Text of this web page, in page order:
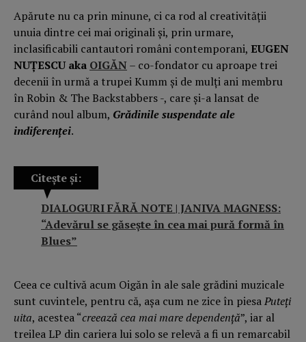
Apărute nu ca prin minune, ci ca rod al creativităţii
unuia dintre cei mai originali şi, prin urmare,
inclasificabili cantautori români contemporani, EUGEN
NUŢESCU aka OIGĂN– co-fondator cu aproape trei
decenii în urmă a trupei Kumm şi de mulţi ani membru
în Robin & The Backstabbers -, care şi-a lansat de
curând noul album, Grădinile suspendate ale
indiferenței.
Citește și:
DIALOGURI FĂRĂ NOTE | JANIVA MAGNESS:
“Adevărul se găseşte în cea mai pură formă în
Blues”
Ceea ce cultivă acum Oigăn în ale sale grădini muzicale
sunt cuvintele, pentru că, aşa cum ne zice în piesaPuteţi
uita, acestea “creează cea mai mare dependenţă”, iar al
treilea LP din cariera lui solo se relevă a fi un remarcabil